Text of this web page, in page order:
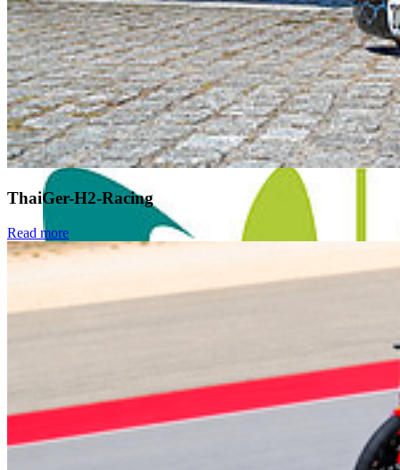
ThaiGer-H2-Racing
Read more